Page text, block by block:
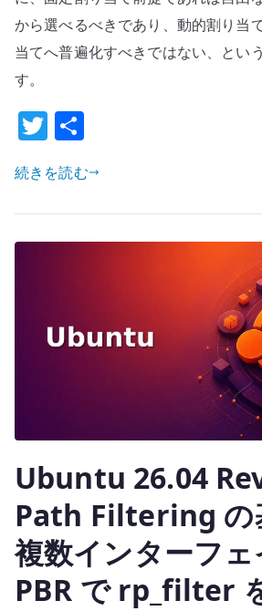
遍
し
な
い
–
行
へ
の
異
議
へ
の
から選べるべきであり、動的割り当
当てへ普遍化すべきではない、とい
す。
T
w
it
te
r
続きを読む
Ubuntu 26.04
Path Filtering の
複数インターフェ
PBR で rp_filter